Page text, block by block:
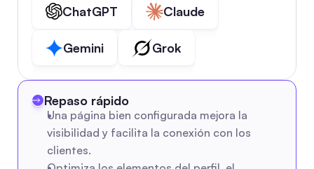
ChatGPT
Claude
Gemini Grok
Repaso rápido
Una página bien configurada mejora la
visibilidad y facilita la conexión con los
clientes.